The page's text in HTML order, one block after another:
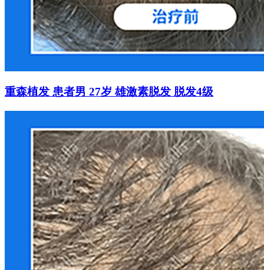
重森植发 患者男 27岁 雄激素脱发 脱发4级